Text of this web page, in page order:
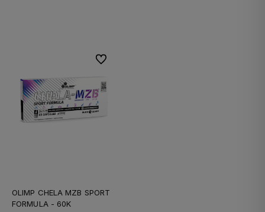
OLIMP CHELA MZB SPORT
FORMULA - 60K
Do ulubionych